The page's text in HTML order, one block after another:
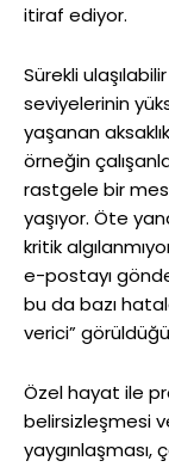
itiraf ediyor.
Sürekli
seviyelerinin
yaşanan
örneğin
rastgele bir
yaşıyor. Öte
kritik
e-postayı
bu da bazı
verici”
Özel hayat ile
belirsizleşmesi
yaygınlaşması,